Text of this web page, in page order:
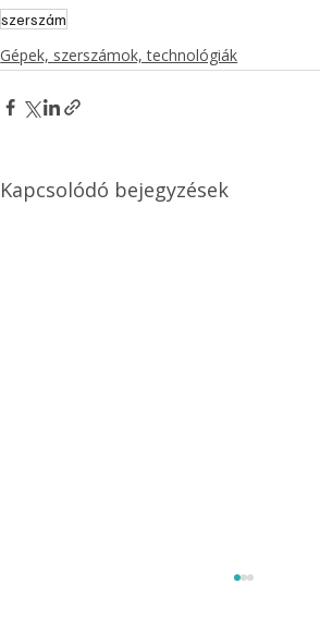
szerszám
Gépek, szerszámok, technológiák
Kapcsolódó bejegyzések